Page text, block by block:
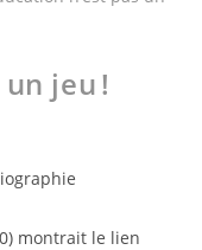
jeu !
montrait le lien